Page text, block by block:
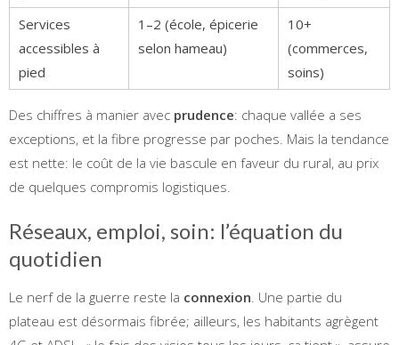
Services
accessibles à
pied
1–2 (école, épicerie
selon hameau)
10+
(commerces,
soins)
Des chiffres à manier avec prudence: chaque vallée a ses
exceptions, et la fibre progresse par poches. Mais la tendance
est nette: le coût de la vie bascule en faveur du rural, au prix
de quelques compromis logistiques.
Réseaux, emploi, soin: l’équation du
quotidien
Le nerf de la guerre reste la connexion . Une partie du
plateau est désormais fibrée; ailleurs, les habitants agrègent